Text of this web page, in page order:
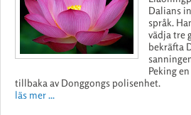
Dalians
språk.
vädja tre
bekräfta
Peking
tillbaka av Donggongs polisenhet.
läs mer ...